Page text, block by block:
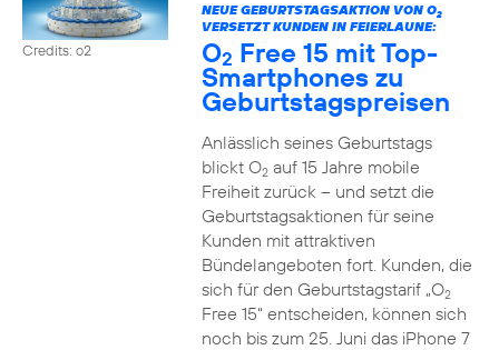
Credits: o2
NEUE GEBURTSTAGSAKTION VON O2
VERSETZT KUNDEN IN FEIERLAUNE:
O2 Free 15 mit Top-
Smartphones zu
Geburtstagspreisen
Anlässlich seines Geburtstags
blickt O2auf 15 Jahre mobile
Freiheit zurück – und setzt die
Geburtstagsaktionen für seine
Kunden mit attraktiven
Bündelangeboten fort. Kunden, die
sich für den Geburtstagstarif „O2
Free 15“ entscheiden, können sich
noch bis zum 25. Juni das iPhone 7